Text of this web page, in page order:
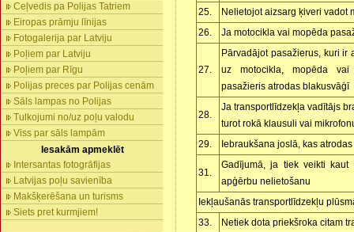
Ceļvedis pa Polijas Tatriem
Eiropas prāmju līnijas
Fotogalerija par Latviju
Poļiem par Latviju
Poļiem par Rīgu
Polijas preces par Polijas cenām
Sāls lampas no Polijas
Tulkojumi no/uz poļu valodu
Viss par sāls lampām
Iesakām apmeklēt
Intersantas fotogrāfijas
Latvijas poļu savienība
Makšķerēšana un turisms
Siets pret kurmjiem!
25.
Nelietojot aizsarg ķiveri vadot
26.
Ja motocikla vai mopēda
27.
Pārvadājot pasažierus, kuri ir
uz motocikla, mopēda vai
pasažieris atrodas blakusvāģī
28.
Ja transportlīdzekļa vadītājs
turot rokā klausuli vai
29.
Iebraukšana joslā, kas
31.
Gadījumā, ja tiek veikti
apģērbu nelietošanu
Iekļaušanās transportlīdzekļu
33.
Netiek dota priekšroka citam